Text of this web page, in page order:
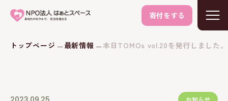
寄付をする
トップページ 最新情報 本日TOMOs vol.20を発行しました。
お知らせ